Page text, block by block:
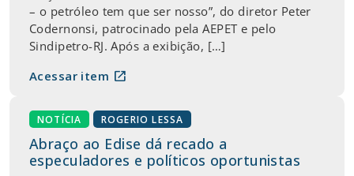
– o petróleo tem que ser nosso”, do diretor Peter
Codernonsi, patrocinado pela AEPET e pelo
Sindipetro-RJ. Após a exibição, […]
Acessar item open_in_new
NOTÍCIA ROGERIO LESSA
Abraço ao Edise dá recado a
especuladores e políticos oportunistas